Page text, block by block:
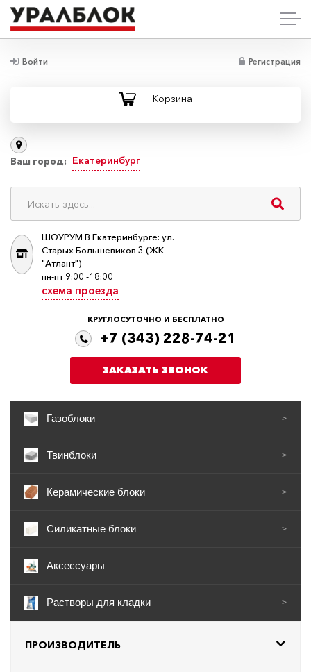
Войти Регистрация
Корзина
Ваш город: Екатеринбург
ШОУРУМ В Екатеринбурге: ул.
Старых Большевиков 3 (ЖК
"Атлант")
пн-пт 9:00 -18:00
схема проезда
КРУГЛОСУТОЧНО И БЕСПЛАТНО
+7 (343) 228-74-21
ЗАКАЗАТЬ ЗВОНОК
Газоблоки >
Твинблоки >
Керамические блоки >
Силикатные блоки >
Аксессуары
Растворы для кладки >
ПРОИЗВОДИТЕЛЬ